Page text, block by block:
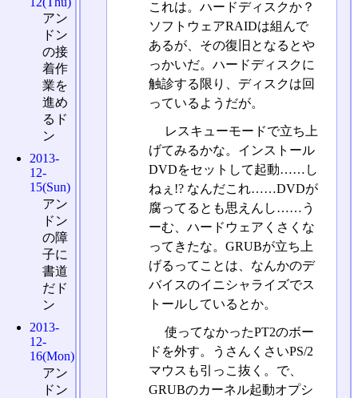
これは。ハードディスクか？
ソフトウェアRAIDは組んで
あるが、その復旧となるとや
っかいだ。ハードディスクに
触診する限り、ディスクは回
っているようだが。
レスキューモードで立ち上
げてみるかな。インストール
DVDをセットして起動……し
ねぇ!? なんだこれ……DVDが
腐ってるとも思えんし……う
ーむ、ハードウェアくさくな
ってきたな。GRUBが立ち上
げるってことは、なんかのデ
バイスのイニシャライズでス
トールしているとか。
使ってなかったPT2のボー
ドを外す。うさんくさいPS/2
マウスも引っこ抜く。で、
GRUBのカーネル起動オプシ
アン
ドン
の接
着作
業を
進め
るド
ン
2013-
12-
15(Sun)
アン
ドン
の障
子に
書道
だド
ン
2013-
12-
16(Mon)
アン
ドン